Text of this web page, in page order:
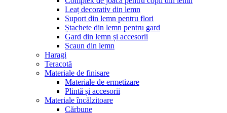
Leaț decorativ din lemn
Suport din lemn pentru flori
Ștachete din lemn pentru gard
Gard din lemn și accesorii
Scaun din lemn
Haragi
Teracotă
Materiale de finisare
Materiale de ermetizare
Plintă și accesorii
Materiale încălzitoare
Cărbune